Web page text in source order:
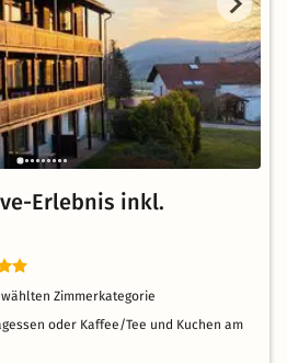
Erlebnis inkl.
Zimmerkategorie
oder Kaffee/Tee und Kuchen am